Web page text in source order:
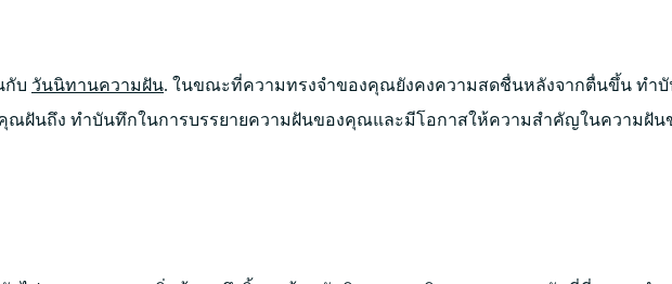
กับ วันนิทานความฝัน. ในขณะที่ความทรงจำของคุณยังคงความสดชื่นหลังจากตื่นขึ้น ทำบั
ฝันถึง ทำบันทึกในการบรรยายความฝันของคุณและมีโอกาสให้ความสำคัญในความฝั